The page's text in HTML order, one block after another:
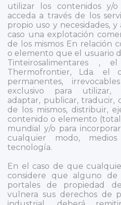
utilizar los contenidos y/
acceda a través de los
propio uso y necesidades,
caso una explotación
de los mismos En relación
o elemento que el usuario
Tinteirosalimentares ,
Thermofrontier, Lda. el
permanentes,
exclusivo para utilizar,
adaptar, publicar, traducir,
de los mismos, distribuir,
contenido o elemento
mundial y/o para
cualquier modo,
tecnología.
En el caso de que
considere que alguno
portales de propiedad
vulnera sus derechos de